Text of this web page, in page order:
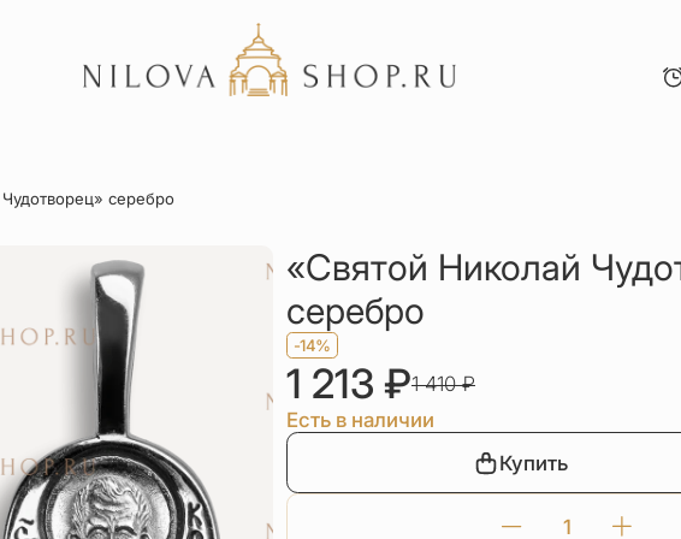
Акции
серебро
«Святой Николай
серебро
-14%
1 213 ₽1 410₽
Есть в наличии
Купить